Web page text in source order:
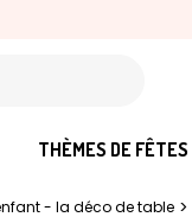
THÈMES DE FÊTES
- la déco de table >